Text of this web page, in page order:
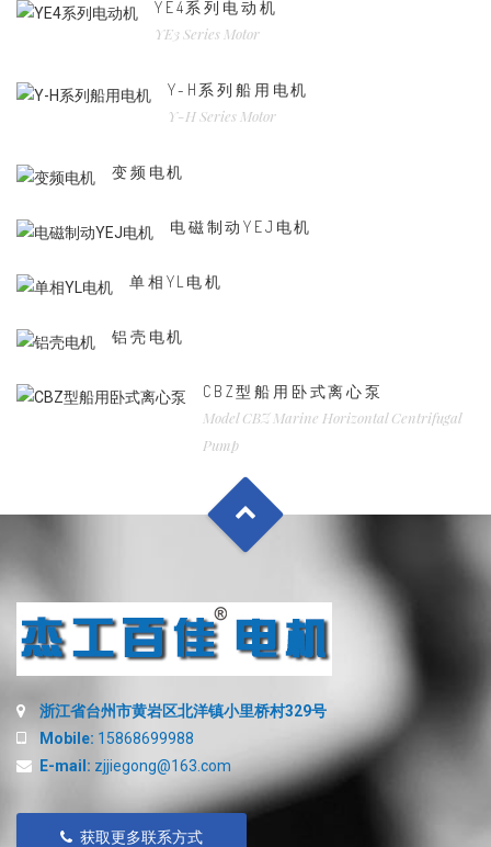
YE4系列电动机
YE3 Series Motor
Y-H系列船用电机
Y-H Series Motor
变频电机
电磁制动YEJ电机
单相YL电机
铝壳电机
CBZ型船用卧式离心泵
Model CBZ Marine Horizontal Centrifugal
Pump
浙江省台州市黄岩区北洋镇小里桥村329号
Mobile: 15868699988
E-mail: zjjiegong@163.com
获取更多联系方式